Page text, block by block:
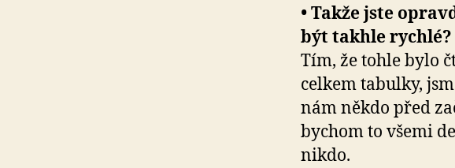
• Takže jste
být takhle rychlé?
Tím, že tohle bylo
celkem tabulky,
nám někdo před
bychom to všemi
nikdo.